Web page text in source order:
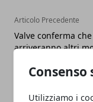
Consenso
Utilizziamo i
Articolo Precedente
Valve conferma che
arriveranno altri